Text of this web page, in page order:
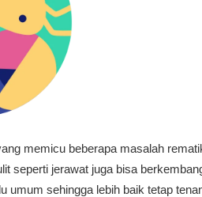
memicu beberapa masalah
seperti jerawat juga bisa
umum sehingga lebih baik tetap